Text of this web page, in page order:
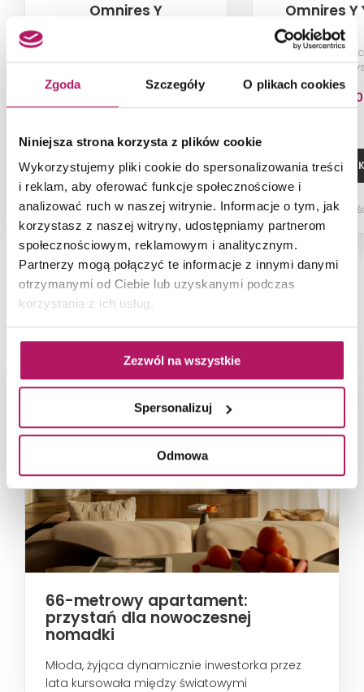
Zgoda Szczegóły O plikach cookies
Niniejsza strona korzysta z plików cookie
Wykorzystujemy pliki cookie do spersonalizowania treści
i reklam, aby oferować funkcje społecznościowe i
analizować ruch w naszej witrynie. Informacje o tym, jak
korzystasz z naszej witryny, udostępniamy partnerom
społecznościowym, reklamowym i analitycznym.
Partnerzy mogą połączyć te informacje z innymi danymi
otrzymanymi od Ciebie lub uzyskanymi podczas
korzystania z ich usług.
Zezwól na wszystkie
Spersonalizuj
Odmowa
Omnires Y
baterią termostatyczną, chrom
DODAJ DO KOSZYKA
Dostępność:1 szt.
Omnires Y
Bateria
DODAJ DO
NAJNOWSZE ARTYKUŁY
66-metrowy apartament:
przystań dla nowoczesnej
nomadki
Młoda, żyjąca dynamicznie inwestorka przez
lata kursowała między światowymi